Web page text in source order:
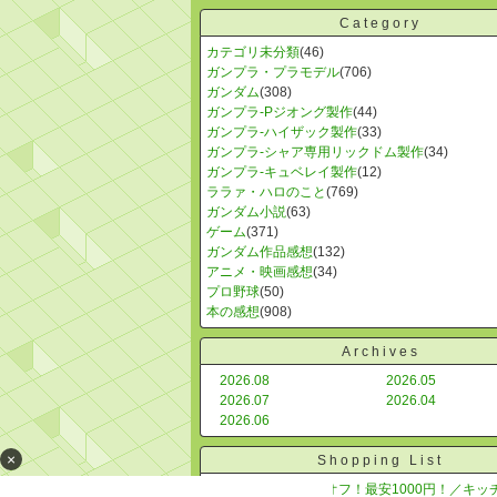
×
Category
カテゴリ未分類(46)
ガンプラ・プラモデル(706)
ガンダム(308)
ガンプラ-Pジオング製作(44)
ガンプラ-ハイザック製作(33)
ガンプラ-シャア専用リックドム製作(34)
ガンプラ-キュベレイ製作(12)
ララァ・ハロのこと(769)
ガンダム小説(63)
ゲーム(371)
ガンダム作品感想(132)
アニメ・映画感想(34)
プロ野球(50)
本の感想(908)
Archives
2026.08
2026.07
2026.06
2026.05
2026.04
Shopping List
＼月間MVP！780円オフ！最安1000円！／キッ